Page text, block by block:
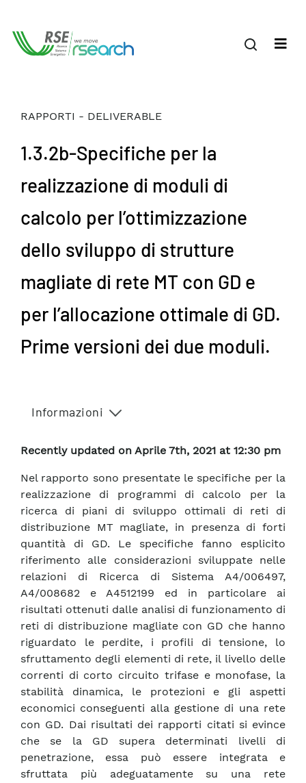
RAPPORTI - DELIVERABLE
1.3.2b-Specifiche per la
realizzazione di moduli di
calcolo per l’ottimizzazione
dello sviluppo di strutture
magliate di rete MT con GD e
per l’allocazione ottimale di GD.
Prime versioni dei due moduli.
Informazioni
Recently updated on Aprile 7th, 2021 at 12:30 pm
Nel rapporto sono presentate le specifiche per la
realizzazione di programmi di calcolo per la
ricerca di piani di sviluppo ottimali di reti di
distribuzione MT magliate, in presenza di forti
quantità di GD. Le specifiche fanno esplicito
riferimento alle considerazioni sviluppate nelle
relazioni di Ricerca di Sistema A4/006497,
A4/008682 e A4512199 ed in particolare ai
risultati ottenuti dalle analisi di funzionamento di
reti di distribuzione magliate con GD che hanno
riguardato le perdite, i profili di tensione, lo
sfruttamento degli elementi di rete, il livello delle
correnti di corto circuito trifase e monofase, la
stabilità dinamica, le protezioni e gli aspetti
economici conseguenti alla gestione di una rete
con GD. Dai risultati dei rapporti citati si evince
che se la GD supera determinati livelli di
penetrazione, essa può essere integrata e
sfruttata più adeguatamente su una rete